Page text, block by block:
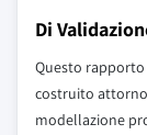
Di
Questo
costruito
modellazione